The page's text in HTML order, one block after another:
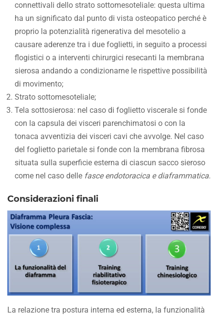
connettivali dello strato sottomesoteliale: questa ultima
ha un significato dal punto di vista osteopatico perché è
proprio la potenzialità rigenerativa del mesotelio a
causare aderenze tra i due foglietti, in seguito a processi
flogistici o a interventi chirurgici resecanti la membrana
sierosa andando a condizionarne le rispettive possibilità
di movimento;
Strato sottomesoteliale;
Tela sottosierosa: nel caso di foglietto viscerale si fonde
con la capsula dei visceri parenchimatosi o con la
tonaca avventizia dei visceri cavi che avvolge. Nel caso
del foglietto parietale si fonde con la membrana fibrosa
situata sulla superficie esterna di ciascun sacco sieroso
come nel caso delle fasce endotoracica e diaframmatica.
Considerazioni finali
La relazione tra postura interna ed esterna, la funzionalità